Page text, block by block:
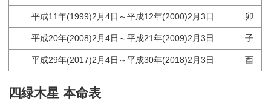
平成11年(1999)2月4日～平成12年(2000)2月3日 卯
平成20年(2008)2月4日～平成21年(2009)2月3日 子
平成29年(2017)2月4日～平成30年(2018)2月3日 酉
四緑木星 本命表